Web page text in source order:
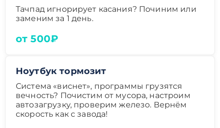
Тачпад игнорирует касания? Починим или
заменим за 1 день.
от 500₽
Ноутбук тормозит
Система «виснет», программы грузятся
вечность? Почистим от мусора, настроим
автозагрузку, проверим железо. Вернём
скорость как с завода!